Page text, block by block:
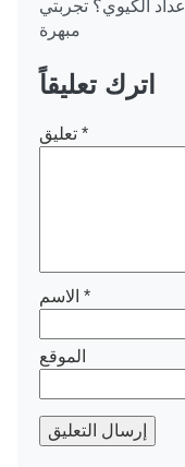
الكيوي؟ تجربتي
مبهرة
اترك تعليقاً
*
*
الموقع
إرسال التعليق